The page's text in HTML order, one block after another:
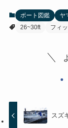
ボート図鑑
ヤ
26~30ft
フィ
スズ